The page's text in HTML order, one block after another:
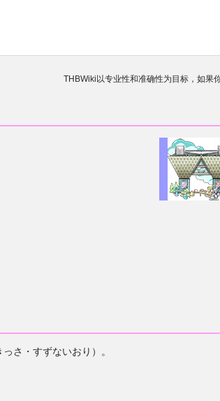
THBWiki以专业性和准确性为目标，如果
っさ・すずないおり）。